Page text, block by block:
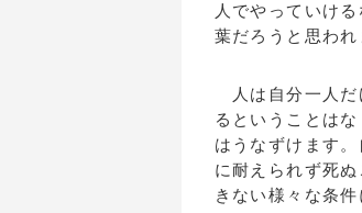
人でやっていけ
葉だろうと思われ
人は自分一人だ
るということは
はうなずけます
に耐えられず死
きない様々な条